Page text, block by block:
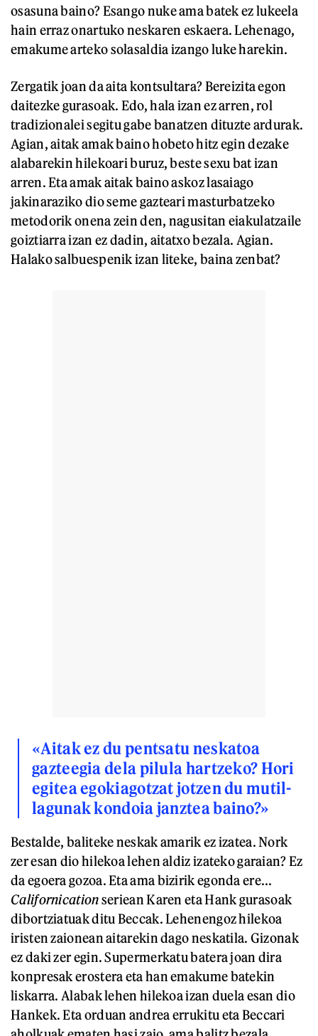
osasuna baino? Esango nuke ama batek ez lukeela
hain erraz onartuko neskaren eskaera. Lehenago,
emakume arteko solasaldia izango luke harekin.
Zergatik joan da aita kontsultara? Bereizita egon
daitezke gurasoak. Edo, hala izan ez arren, rol
tradizionalei segitu gabe banatzen dituzte ardurak.
Agian, aitak amak baino hobeto hitz egin dezake
alabarekin hilekoari buruz, beste sexu bat izan
arren. Eta amak aitak baino askoz lasaiago
jakinaraziko dio seme gazteari masturbatzeko
metodorik onena zein den, nagusitan eiakulatzaile
goiztiarra izan ez dadin, aitatxo bezala. Agian.
Halako salbuespenik izan liteke, baina zenbat?
«Aitak ez du pentsatu neskatoa
gazteegia dela pilula hartzeko? Hori
egitea egokiagotzat jotzen du mutil-
lagunak kondoia janztea baino?»
Bestalde, baliteke neskak amarik ez izatea. Nork
zer esan dio hilekoa lehen aldiz izateko garaian? Ez
da egoera gozoa. Eta ama bizirik egonda ere...
Californicationseriean Karen eta Hank gurasoak
dibortziatuak ditu Beccak. Lehenengoz hilekoa
iristen zaionean aitarekin dago neskatila. Gizonak
ez daki zer egin. Supermerkatu batera joan dira
konpresak erostera eta han emakume batekin
liskarra. Alabak lehen hilekoa izan duela esan dio
Hankek. Eta orduan andrea errukitu eta Beccari